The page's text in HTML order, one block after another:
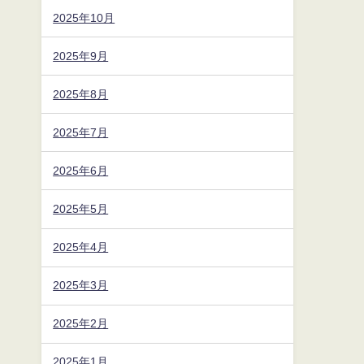
2025年10月
2025年9月
2025年8月
2025年7月
2025年6月
2025年5月
2025年4月
2025年3月
2025年2月
2025年1月